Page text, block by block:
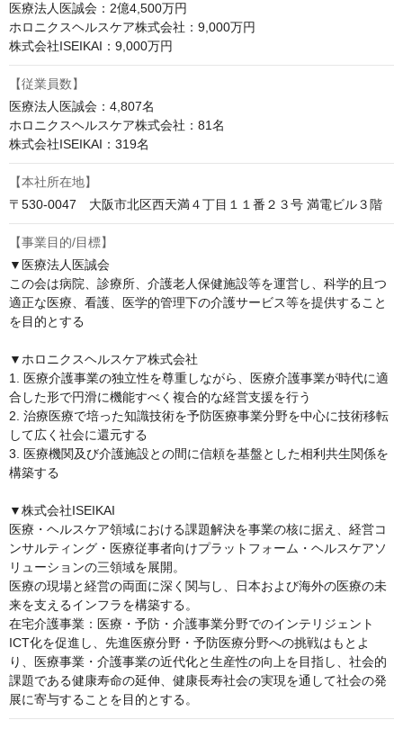
医療法人医誠会：2億4,500万円
ホロニクスヘルスケア株式会社：9,000万円
株式会社ISEIKAI：9,000万円
【従業員数】
医療法人医誠会：4,807名
ホロニクスヘルスケア株式会社：81名
株式会社ISEIKAI：319名
【本社所在地】
〒530-0047　大阪市北区西天満４丁目１１番２３号 満電ビル３階
【事業目的/目標】
▼医療法人医誠会
この会は病院、診療所、介護老人保健施設等を運営し、科学的且つ
適正な医療、看護、医学的管理下の介護サービス等を提供すること
を目的とする
▼ホロニクスヘルスケア株式会社
1. 医療介護事業の独立性を尊重しながら、医療介護事業が時代に適
合した形で円滑に機能すべく複合的な経営支援を行う
2. 治療医療で培った知識技術を予防医療事業分野を中心に技術移転
して広く社会に還元する
3. 医療機関及び介護施設との間に信頼を基盤とした相利共生関係を
構築する
▼株式会社ISEIKAI
医療・ヘルスケア領域における課題解決を事業の核に据え、経営コ
ンサルティング・医療従事者向けプラットフォーム・ヘルスケアソ
リューションの三領域を展開。
医療の現場と経営の両面に深く関与し、日本および海外の医療の未
来を支えるインフラを構築する。
在宅介護事業：医療・予防・介護事業分野でのインテリジェント
ICT化を促進し、先進医療分野・予防医療分野への挑戦はもとよ
り、医療事業・介護事業の近代化と生産性の向上を目指し、社会的
課題である健康寿命の延伸、健康長寿社会の実現を通して社会の発
展に寄与することを目的とする。